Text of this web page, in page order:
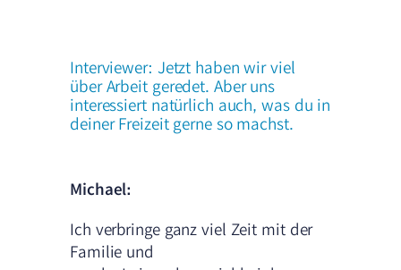
Interviewer: Jetzt haben wir viel
über Arbeit geredet. Aber uns
interessiert natürlich auch, was du in
deiner Freizeit gerne so machst.
Michael:
Ich verbringe ganz viel Zeit mit der
Familie und